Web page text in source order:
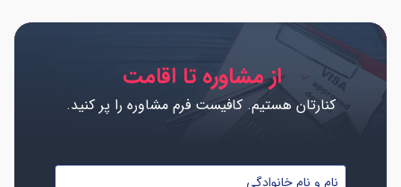
از مشاوره تا اقامت
کنارتان هستیم. کافیست فرم مشاوره را پر کنید.
نام